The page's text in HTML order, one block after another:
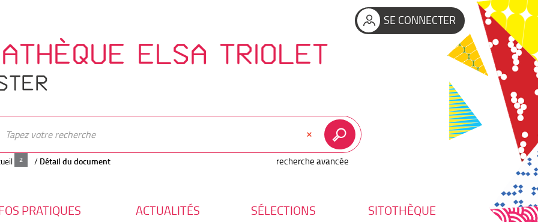
SE CONNECTER
ELSA TRIOLET
recherche avancée
/ Détail du document
PRATIQUES ACTUALITÉS SÉLECTIONS SITOTHÈQUE